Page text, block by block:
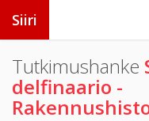
Siiri
Tutkimushanke
delfinaario -